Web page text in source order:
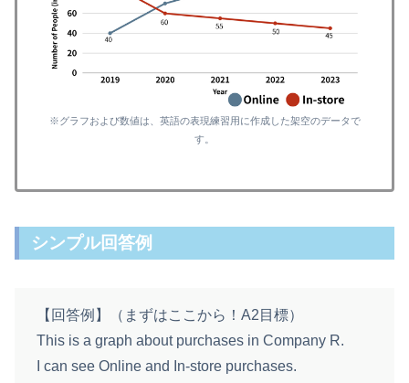
※グラフおよび数値は、英語の表現練習用に作成した架空のデータで
す。
シンプル回答例
【回答例】（まずはここから！A2目標）
This is a graph about purchases in Company R.
I can see Online and In‑store purchases.